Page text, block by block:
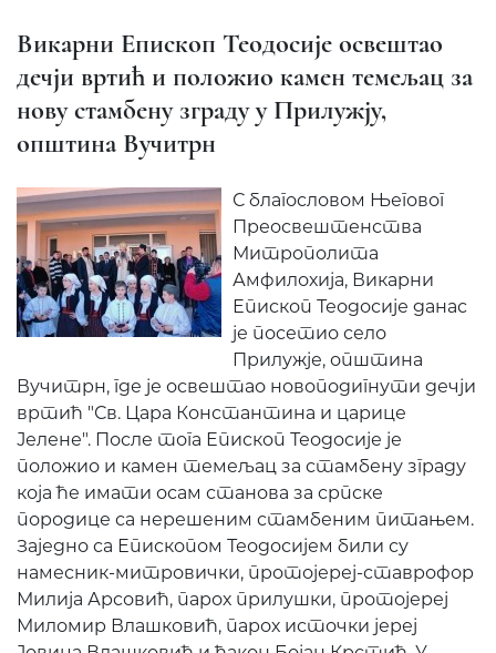
Викарни Епископ Теодосије освештао
дечји вртић и положио камен темељац за
нову стамбену зграду у Прилужју,
општина Вучитрн
С благословом Његовог
Преосвештенства
Митрополита
Амфилохија, Викарни
Епископ Теодосије данас
је посетио село
Прилужје, општина
Вучитрн, где је освештао новоподигнути дечји
вртић "Св. Цара Константина и царице
Јелене". После тога Епископ Теодосије је
положио и камен темељац за стамбену зграду
која ће имати осам станова за српске
породице са нерешеним стамбеним питањем.
Заједно са Епископом Теодосијем били су
намесник-митровички, протојереј-ставрофор
Милија Арсовић, парох прилушки, протојереј
Миломир Влашковић, парох источки јереј